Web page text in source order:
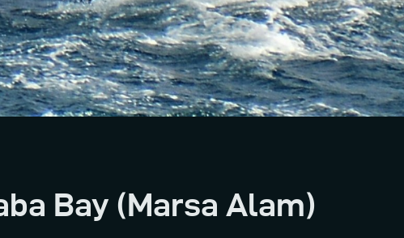
Bay (Marsa Alam)